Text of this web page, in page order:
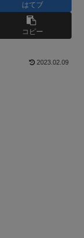
はてブ
コピー
2023.02.09